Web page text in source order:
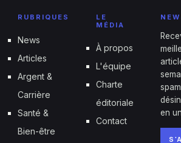
RUBRIQUES
News
Articles
Argent &
Carrière
Santé &
Bien-être
LE
MÉDIA
À propos
L'équipe
Charte
éditoriale
Contact
en